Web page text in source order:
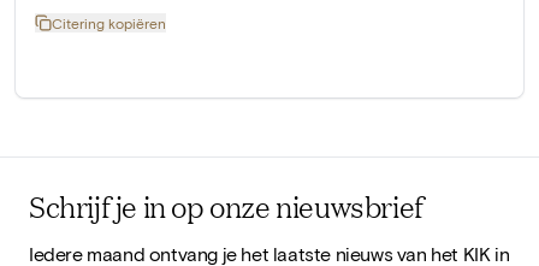
Citering kopiëren
Schrijf je in op onze nieuwsbrief
Iedere maand ontvang je het laatste nieuws van het KIK in